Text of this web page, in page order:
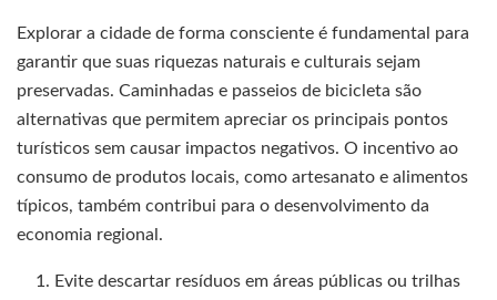
Explorar a cidade de forma consciente é fundamental para
garantir que suas riquezas naturais e culturais sejam
preservadas. Caminhadas e passeios de bicicleta são
alternativas que permitem apreciar os principais pontos
turísticos sem causar impactos negativos. O incentivo ao
consumo de produtos locais, como artesanato e alimentos
típicos, também contribui para o desenvolvimento da
economia regional.
Evite descartar resíduos em áreas públicas ou trilhas